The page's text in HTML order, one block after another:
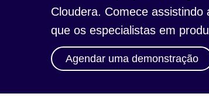
Cloudera. Comece
que os especialistas em
Agendar uma demonstração